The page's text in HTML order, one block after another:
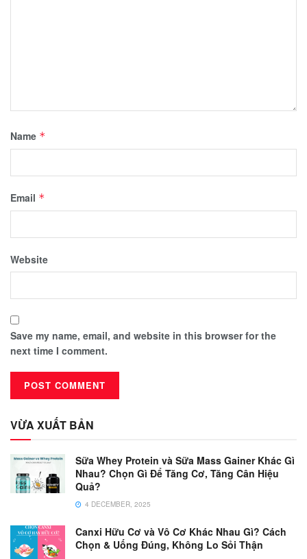
Name *
Email *
Website
Save my name, email, and website in this browser for the
next time I comment.
VỪA XUẤT BẢN
Sữa Whey Protein và Sữa Mass Gainer Khác Gì
Nhau? Chọn Gì Để Tăng Cơ, Tăng Cân Hiệu
Quả?
4 DECEMBER, 2025
Canxi Hữu Cơ và Vô Cơ Khác Nhau Gì? Cách
Chọn & Uống Đúng, Không Lo Sỏi Thận